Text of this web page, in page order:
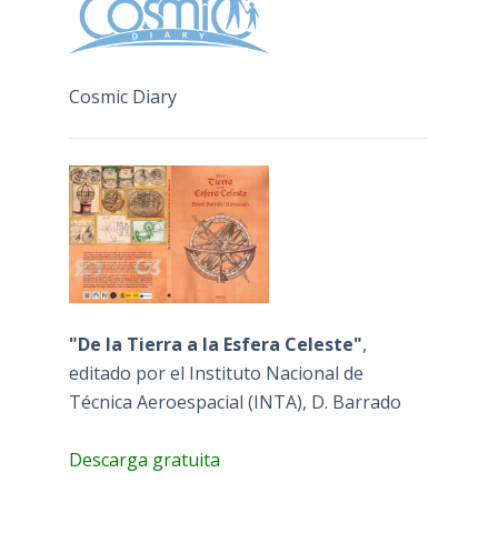
Cosmic Diary
"De la Tierra a la Esfera Celeste",
editado por el Instituto Nacional de
Técnica Aeroespacial (INTA), D. Barrado
Descarga gratuita